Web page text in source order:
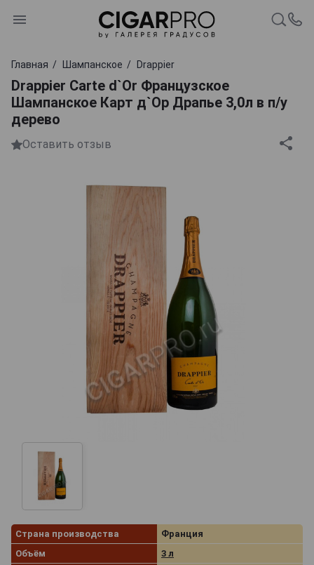
Главная Шампанское Drappier
Drappier Carte d`Or Французское
Шампанское Карт д`Ор Драпье 3,0л в п/у
дерево
Оставить отзыв
Страна производства
Франция
Объём
3 л